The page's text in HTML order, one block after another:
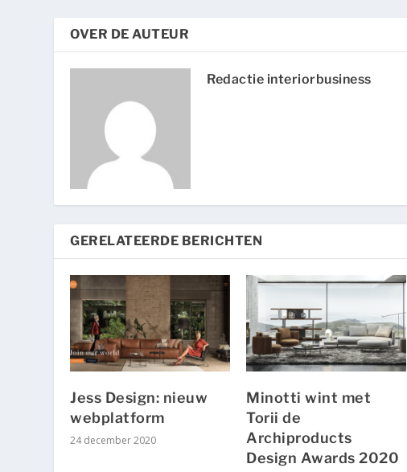
OVER DE AUTEUR
Redactie interiorbusiness
GERELATEERDE BERICHTEN
Jess Design: nieuw
webplatform
24 december 2020
Minotti wint met
Torii de
Archiproducts
Design Awards 2020